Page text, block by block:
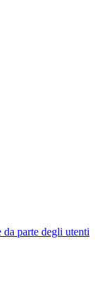
parte degli utenti